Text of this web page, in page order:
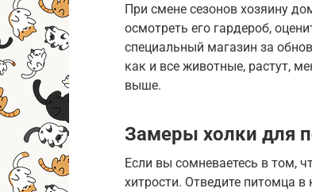
При смене сезонов хозяину
осмотреть его гардероб,
специальный магазин за
как и все животные, растут,
выше.
Замеры холки для
Если вы сомневаетесь в том,
хитрости. Отведите питомца